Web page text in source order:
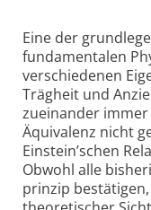
Eine der
fundamentalen
verschiedenen
Trägheit und
zueinander immer
Äquivalenz nicht
Einstein’schen
Obwohl alle
prinzip